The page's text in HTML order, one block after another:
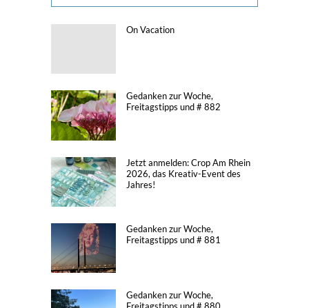
On Vacation
Gedanken zur Woche,
Freitagstipps und # 882
Jetzt anmelden: Crop Am Rhein
2026, das Kreativ-Event des
Jahres!
Gedanken zur Woche,
Freitagstipps und # 881
Gedanken zur Woche,